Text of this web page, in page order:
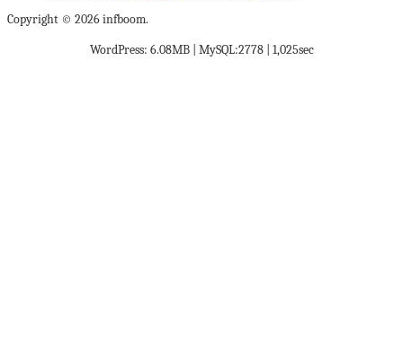
Copyright © 2026 infboom.
WordPress: 6.08MB | MySQL:2778 | 1,025sec